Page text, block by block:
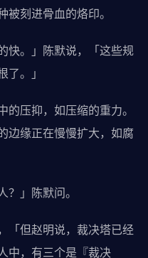
刻进骨血的烙印。
快。」陈默说，「这些规
。」
压抑，如压缩的重力。
边缘正在慢慢扩大，如腐
？」陈默问。
「但赵明说，裁决塔已经
中，有三个是『裁决